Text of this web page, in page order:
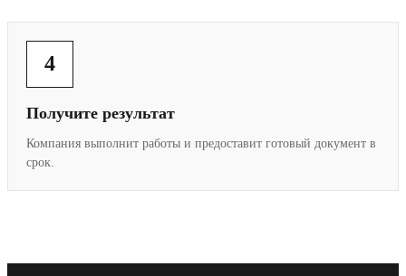
4
Получите результат
Компания выполнит работы и предоставит готовый документ в
срок.